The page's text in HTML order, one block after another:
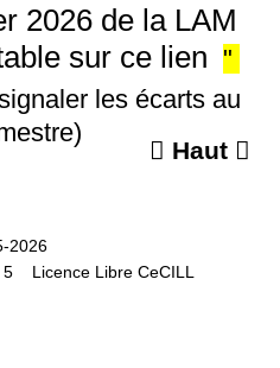
2026 de la LAM
sur ce lien "
les écarts au
 Haut 
2026
5
Licence Libre CeCILL